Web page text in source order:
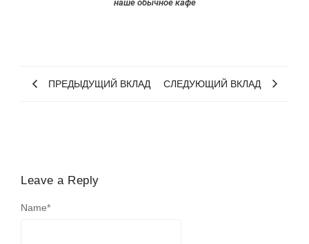
наше обычное кафе
ПРЕДЫДУЩИЙ ВКЛАД СЛЕДУЮЩИЙ ВКЛАД
Leave a Reply
Name*